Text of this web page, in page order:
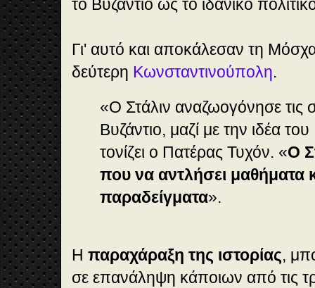
το Βυζάντιο ως το ιδανικό
Γι' αυτό και αποκάλεσαν τη
δεύτερη Κωνσταντινούπολη.
«O Στάλιν αναζωογόνησε τις
Βυζάντιο, μαζί με την ιδέα
τονίζει ο Πατέρας Τυχόν. «Ο
που να αντλήσει μαθήματα
παραδείγματα».
H παραχάραξη της ιστορίας,
σε επανάληψη κάποιων από τις